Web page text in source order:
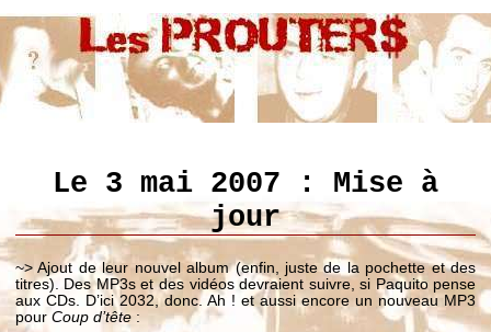
Le 3 mai 2007 : Mise à
jour
~> Ajout de leur nouvel album (enfin, juste de la pochette et des
titres). Des MP3s et des vidéos devraient suivre, si Paquito pense
aux CDs. D’ici 2032, donc. Ah ! et aussi encore un nouveau MP3
pour Coup d’tête: